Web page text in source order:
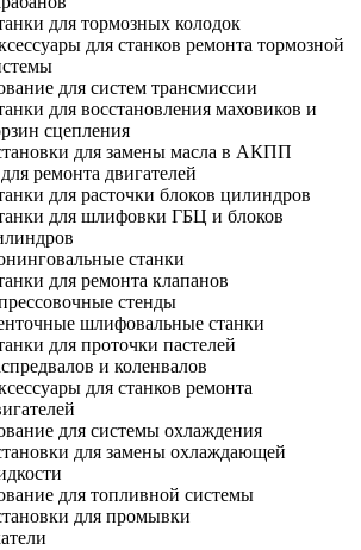
для тормозных колодок
для станков ремонта тормозной
для систем трансмиссии
для восстановления маховиков и
сцепления
для замены масла в АКПП
ремонта двигателей
для расточки блоков цилиндров
для шлифовки ГБЦ и блоков
станки
для ремонта клапанов
стенды
шлифовальные станки
для проточки пастелей
и коленвалов
для станков ремонта
для системы охлаждения
для замены охлаждающей
для топливной системы
для промывки